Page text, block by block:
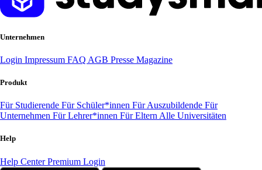
Unternehmen
Login Impressum FAQ AGB Presse Magazine
Produkt
Für Studierende Für Schüler*innen Für Auszubildende Für
Unternehmen Für Lehrer*innen Für Eltern Alle Universitäten
Help
Help CenterPremium Login